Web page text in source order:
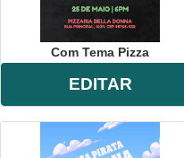
Com Tema Pizza
EDITAR